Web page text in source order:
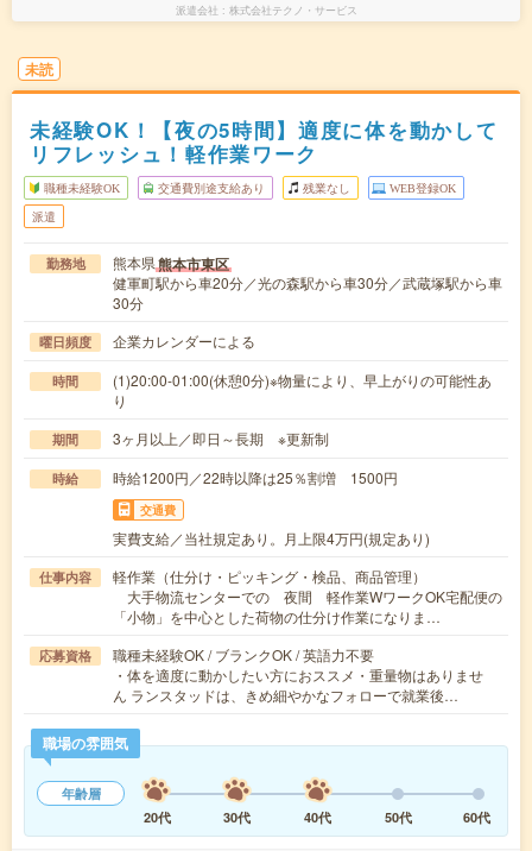
派遣会社 株式会社テクノ・サービス
未読
未経験OK！【夜の5時間】適度に体を動かして
リフレッシュ！軽作業ワーク
職種未経験OK 交通費別途支給あり 残業なし WEB登録OK
派遣
勤務地 熊本県熊本市東区
健軍町駅から車20分／光の森駅から車30分／武蔵塚駅から車
30分
曜日頻度 企業カレンダーによる
時間
(1)20:00-01:00(休憩0分)※物量により、早上がりの可能性あ
り
期間 3ヶ月以上／即日～長期 ※更新制
時給 時給1200円／22時以降は25％割増 1500円
交通費
実費支給／当社規定あり。月上限4万円(規定あり)
仕事内容
軽作業（仕分け・ピッキング・検品、商品管理）
大手物流センターでの 夜間 軽作業WワークOK宅配便の
「小物」を中心とした荷物の仕分け作業になりま…
応募資格
職種未経験OK / ブランクOK / 英語力不要
・体を適度に動かしたい方におススメ・重量物はありませ
ん ランスタッドは、きめ細やかなフォローで就業後…
職場の雰囲気
年齢層
20代
30代 40代 50代 60代